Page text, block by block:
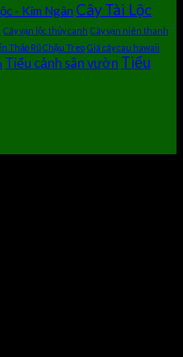
- Kim Ngân Cây Tài Lộc
Cây vạn lộc thủy canh Cây vạn niên thanh
Thảo Rũ Chậu Treo Giá cây cau hawaii
Tiểu cảnh sân vườn Tiểu